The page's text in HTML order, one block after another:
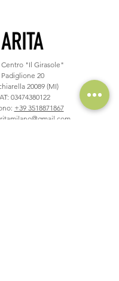
Centro "Il Girasole"
Padiglione 20
20089 (MI)
03474380122
+39 3518871867